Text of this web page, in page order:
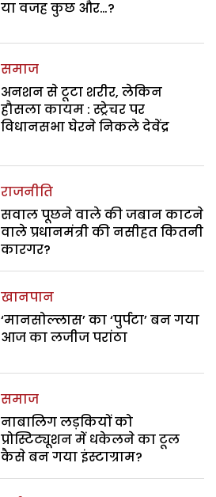
या वजह कुछ और…?
समाज
अनशन से टूटा शरीर, लेकिन
हौसला कायम : स्ट्रेचर पर
विधानसभा घेरने निकले देवेंद्र
राजनीति
सवाल पूछने वाले की जबान काटने
वाले प्रधानमंत्री की नसीहत कितनी
कारगर?
खानपान
‘मानसोल्लास’ का ‘पुर्पटा’ बन गया
आज का लजीज परांठा
समाज
नाबालिग लड़कियों को
प्रोस्टिट्यूशन में धकेलने का टूल
कैसे बन गया इंस्टाग्राम?